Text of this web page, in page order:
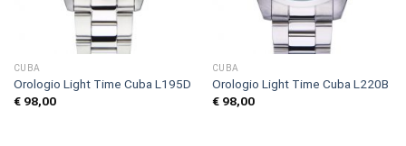
CUBA
Orologio Light Time Cuba L195D
€98,00
CUBA
Orologio Light Time Cuba L220B
€98,00